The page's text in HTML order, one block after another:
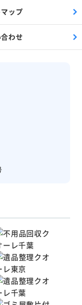
ップ
わせ